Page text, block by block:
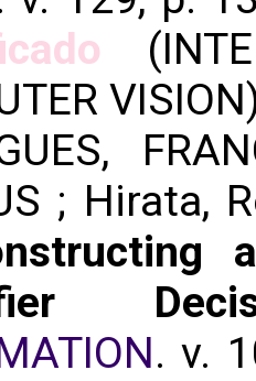
; Hirata,
. v.